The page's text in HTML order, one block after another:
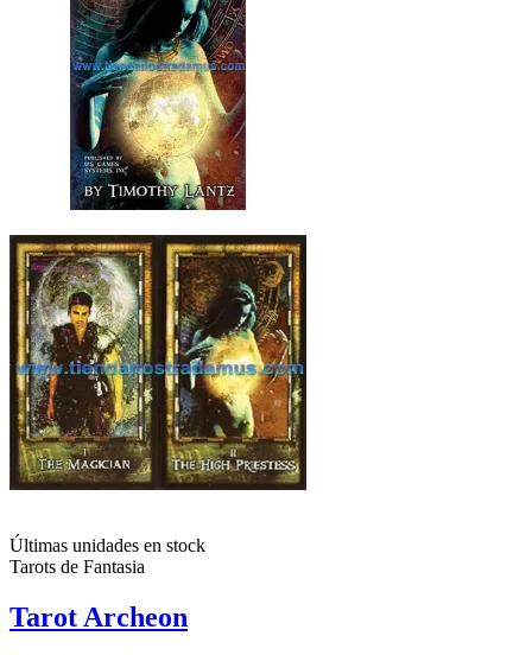
Últimas unidades en stock
Tarots de Fantasia
Tarot Archeon